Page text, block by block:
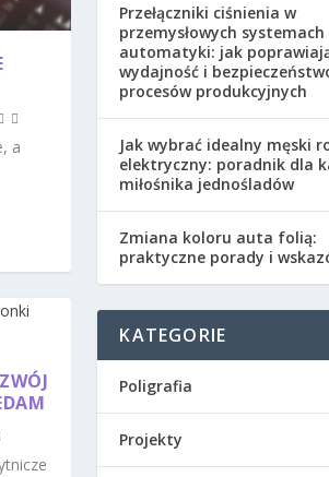
a
Przełączniki ciśnienia w
przemysłowych systemach
automatyki: jak
wydajność i
procesów produkcyjnych
Jak wybrać idealny męski
elektryczny: poradnik dla
miłośnika jednośladów
Zmiana koloru auta folią:
praktyczne porady i
KATEGORIE
Poligrafia
Projekty